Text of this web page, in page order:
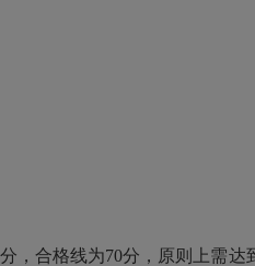
，合格线为70分，原则上需达